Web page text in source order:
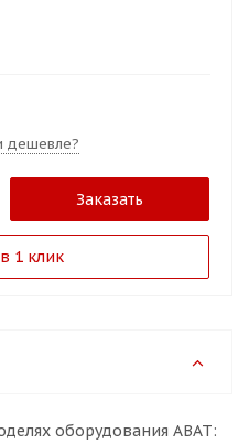
дешевле?
Заказать
1 клик
оборудования ABAT: